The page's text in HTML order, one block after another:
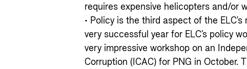
requires expensive helicopters and/or
• Policy is the third aspect of the
very successful year for ELC's policy
very impressive workshop on an
Corruption (ICAC) for PNG in October.